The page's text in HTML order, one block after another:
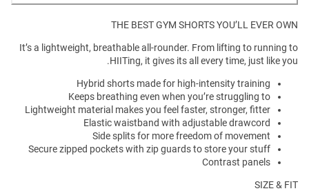
THE BEST GYM SHORTS YOU’LL EVER OWN
It’s a lightweight, breathable all-rounder. From lifting to running to
HIITing, it gives its all every time, just like you.
Hybrid shorts made for high-intensity training
Keeps breathing even when you’re struggling to
Lightweight material makes you feel faster, stronger, fitter
Elastic waistband with adjustable drawcord
Side splits for more freedom of movement
Secure zipped pockets with zip guards to store your stuff
Contrast panels
SIZE & FIT